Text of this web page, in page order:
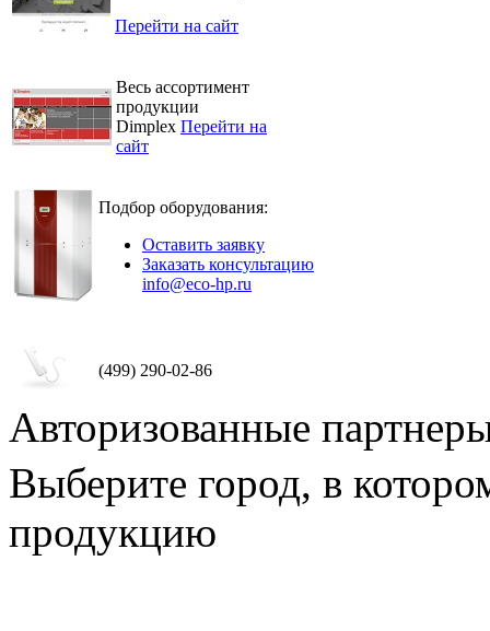
Перейти на сайт
Весь ассортимент
продукции
Dimplex Перейти на
сайт
Подбор оборудования:
Оставить заявку
Заказать консультацию
info@eco-hp.ru
(499) 290-02-86
Авторизованные
Выберите город, в
продукцию